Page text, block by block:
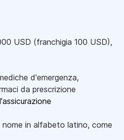
USD (franchigia 100 USD),
d'emergenza,
da prescrizione
in alfabeto latino, come